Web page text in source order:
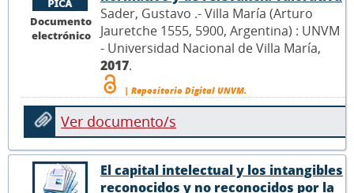
Documento
electrónico
Sader, Gustavo .- Villa María (Arturo
Jauretche 1555, 5900, Argentina) : UNVM
- Universidad Nacional de Villa María,
2017.
| Repositorio Digital UNVM.
Ver documento/s
El capital intelectual y los intangibles
reconocidos y no reconocidos por la